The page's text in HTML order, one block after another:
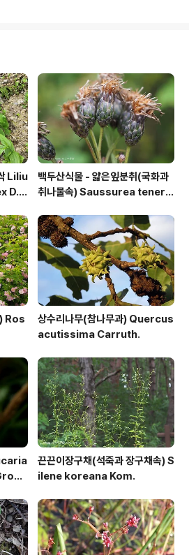
Liliu
D.
백두산식물 - 얇은잎분취(국화과
취나물속) Saussurea tenerif
Ros
상수리나무(참나무과) Quercus
acutissima Carruth.
끈끈이장구채(석죽과 장구채속) S
ilene koreana Kom.